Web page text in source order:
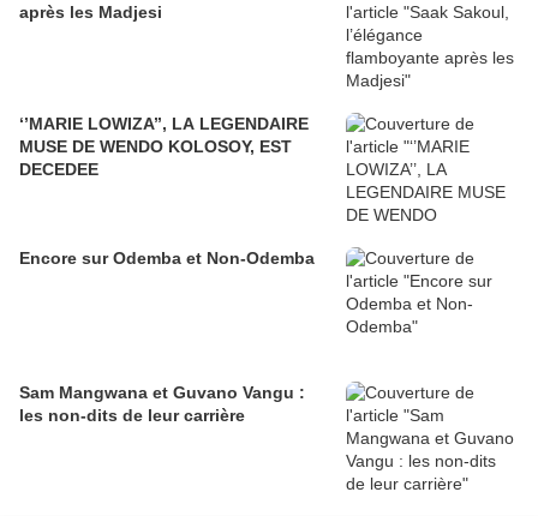
après les Madjesi
‘’MARIE LOWIZA’’, LA LEGENDAIRE
MUSE DE WENDO KOLOSOY, EST
DECEDEE
Encore sur Odemba et Non-Odemba
Sam Mangwana et Guvano Vangu :
les non-dits de leur carrière